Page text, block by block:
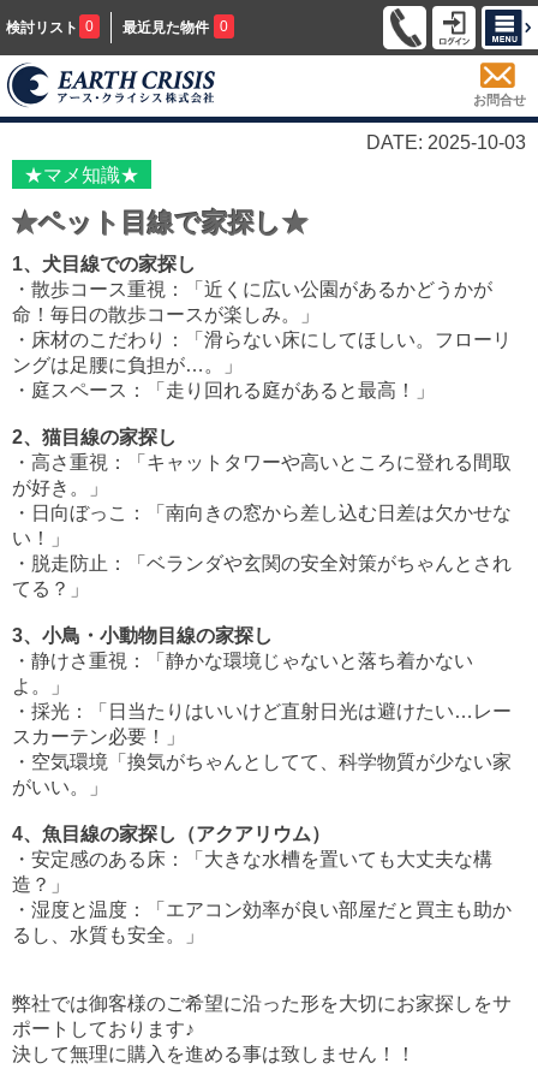
検討リスト 0 最近見た物件 0
お問合せ
DATE: 2025-10-03
★マメ知識★
★ペット目線で家探し★
1、犬目線での家探し
・散歩コース重視：「近くに広い公園があるかどうかが
命！毎日の散歩コースが楽しみ。」
・床材のこだわり：「滑らない床にしてほしい。フローリ
ングは足腰に負担が…。」
・庭スペース：「走り回れる庭があると最高！」
2、猫目線の家探し
・高さ重視：「キャットタワーや高いところに登れる間取
が好き。」
・日向ぼっこ：「南向きの窓から差し込む日差は欠かせな
い！」
・脱走防止：「ベランダや玄関の安全対策がちゃんとされ
てる？」
3、小鳥・小動物目線の家探し
・静けさ重視：「静かな環境じゃないと落ち着かない
よ。」
・採光：「日当たりはいいけど直射日光は避けたい…レー
スカーテン必要！」
・空気環境「換気がちゃんとしてて、科学物質が少ない家
がいい。」
4、魚目線の家探し（アクアリウム）
・安定感のある床：「大きな水槽を置いても大丈夫な構
造？」
・湿度と温度：「エアコン効率が良い部屋だと買主も助か
るし、水質も安全。」
弊社では御客様のご希望に沿った形を大切にお家探しをサ
ポートしております♪
決して無理に購入を進める事は致しません！！